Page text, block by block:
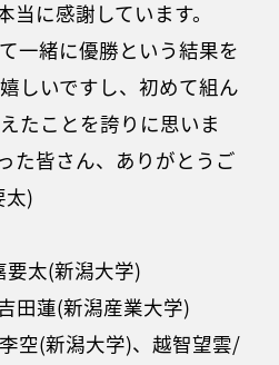
当に感謝しています。
一緒に優勝という結果を
しいですし、初めて組ん
たことを誇りに思いま
た皆さん、ありがとうご
太)
太(新潟大学)
田蓮(新潟産業大学)
空(新潟大学)、越智望雲/